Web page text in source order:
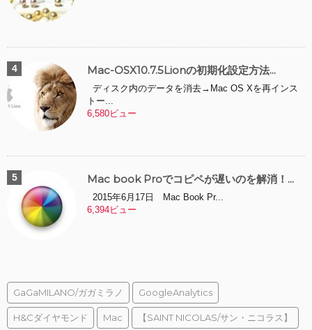
Mac-OSX10.7.5Lionの初期化設定方法...
ディスク内のデータを消去→Mac OS Xを再インス
トー...
6,580ビュー
Mac book Proでコピペが遅いのを解消！...
2015年6月17日 Mac Book Pr...
6,394ビュー
GaGaMILANO/ガガミラノ GoogleAnalytics
H&Cダイヤモンド Mac 【SAINT NICOLAS/サン・ニコラス】